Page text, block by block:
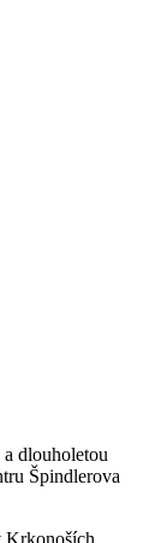
dlouholetou
Špindlerova
Krkonoších.